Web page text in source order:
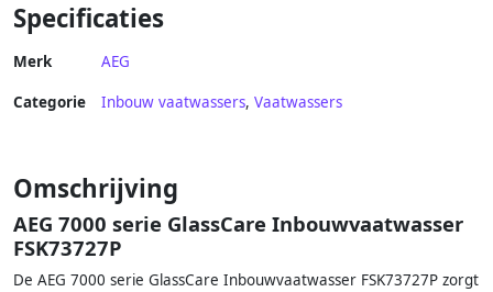
Specificaties
Merk AEG
Categorie Inbouw vaatwassers, Vaatwassers
Omschrijving
AEG 7000 serie GlassCare Inbouwvaatwasser
FSK73727P
De AEG 7000 serie GlassCare Inbouwvaatwasser FSK73727P zorgt